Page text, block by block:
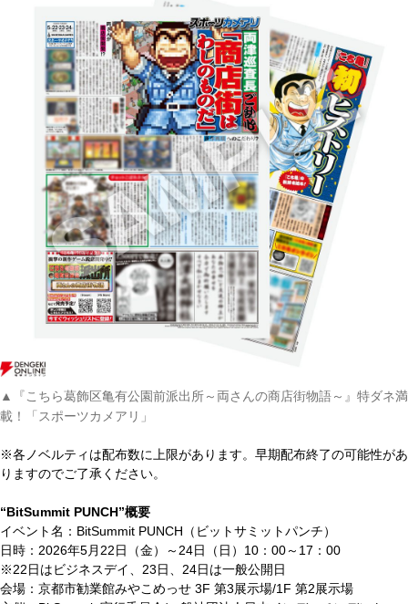
▲『こちら葛飾区亀有公園前派出所～両さんの商店街物語～』特ダネ満
載！「スポーツカメアリ」
※各ノベルティは配布数に上限があります。早期配布終了の可能性があ
りますのでご了承ください。
“BitSummit PUNCH”概要
イベント名：BitSummit PUNCH（ビットサミットパンチ）
日時：2026年5月22日（金）～24日（日）10：00～17：00
※22日はビジネスデイ、23日、24日は一般公開日
会場：京都市勧業館みやこめっせ 3F 第3展示場/1F 第2展示場